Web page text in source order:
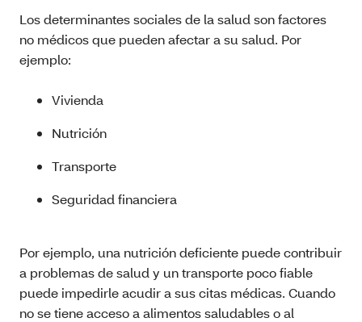
Los determinantes sociales de la salud son factores
no médicos que pueden afectar a su salud. Por
ejemplo:
Vivienda
Nutrición
Transporte
Seguridad financiera
Por ejemplo, una nutrición deficiente puede contribuir
a problemas de salud y un transporte poco fiable
puede impedirle acudir a sus citas médicas. Cuando
no se tiene acceso a alimentos saludables o al